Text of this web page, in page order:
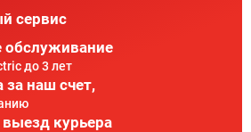
сервис
обслуживание
до 3 лет
за наш счет,
курьера